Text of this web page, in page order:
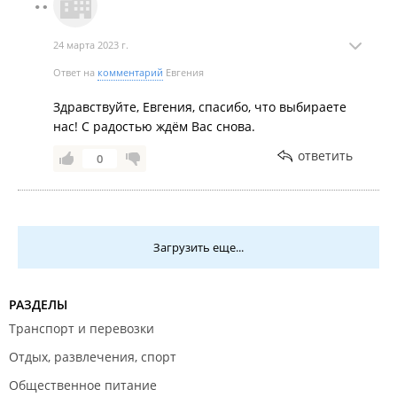
24 марта 2023 г.
Ответ на комментарий Евгения
Здравствуйте, Евгения, спасибо, что выбираете
нас! С радостью ждём Вас снова.
0 ответить
Загрузить еще...
РАЗДЕЛЫ
Транспорт и перевозки
Отдых, развлечения, спорт
Общественное питание